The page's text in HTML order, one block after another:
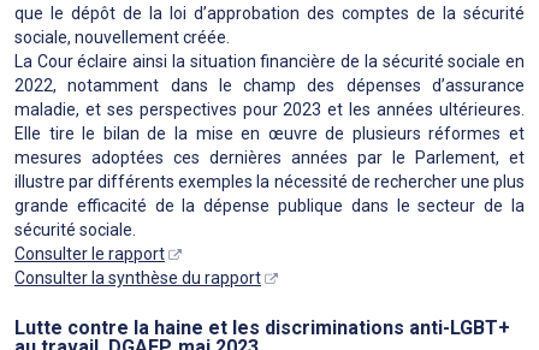
que le dépôt de la loi d’approbation des comptes de la sécurité
sociale, nouvellement créée.
La Cour éclaire ainsi la situation financière de la sécurité sociale en
2022, notamment dans le champ des dépenses d’assurance
maladie, et ses perspectives pour 2023 et les années ultérieures.
Elle tire le bilan de la mise en œuvre de plusieurs réformes et
mesures adoptées ces dernières années par le Parlement, et
illustre par différents exemples la nécessité de rechercher une plus
grande efficacité de la dépense publique dans le secteur de la
sécurité sociale.
Consulter le rapport
Consulter la synthèse du rapport
Lutte contre la haine et les discriminations anti-LGBT+